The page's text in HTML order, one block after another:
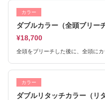
カラー
ダブルカラー（全頭ブリー
¥18,700
全頭をブリーチした後に、全頭にカ
カラー
ダブルリタッチカラー（リ